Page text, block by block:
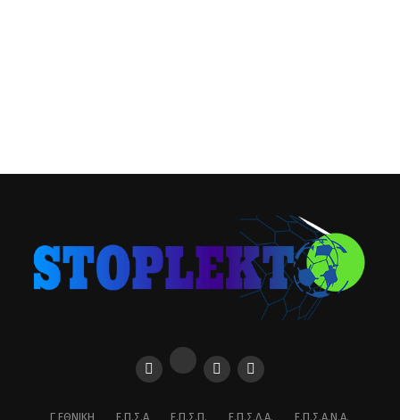
Γ ΕΘΝΙΚΉ Ε.Π.Σ.Α Ε.Π.Σ.Π. Ε.Π.Σ.Δ.Α. Ε.Π.Σ.Α.Ν.Α.